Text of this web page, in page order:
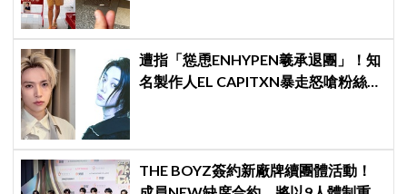
遭指「慫恿ENHYPEN羲承退團」！知
名製作人EL CAPITXN暴走怒嗆粉絲
THE BOYZ簽約新廠牌續團體活動！